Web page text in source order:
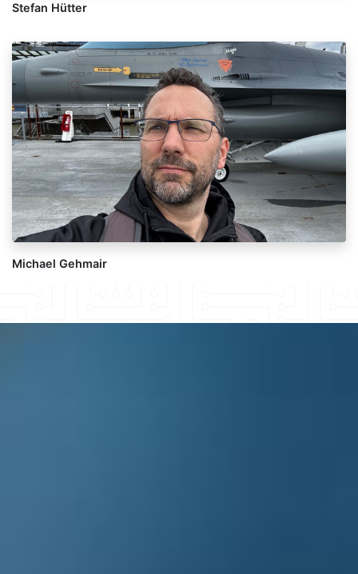
Stefan Hütter
Michael Gehmair